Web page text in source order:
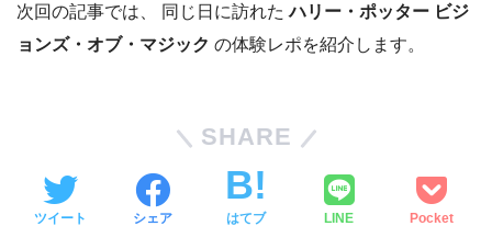
次回の記事では、 同じ日に訪れたハリー・ポッター ビジ
ョンズ・オブ・マジック の体験レポを紹介します。
SHARE
ツイート シェア はてブ LINE Pocket